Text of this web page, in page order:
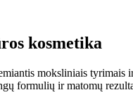
kosmetika
moksliniais tyrimais
formulių ir matomų